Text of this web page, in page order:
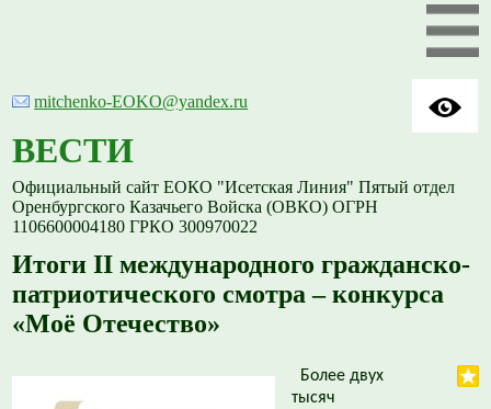
mitchenko-EOKO@yandex.ru
ВЕСТИ
Официальный сайт ЕОКО "Исетская Линия" Пятый отдел
Оренбургского Казачьего Войска (ОВКО) ОГРН
1106600004180 ГРКО 300970022
Итоги II международного гражданско-
патриотического смотра – конкурса
«Моё Отечество»
Более двух
тысяч